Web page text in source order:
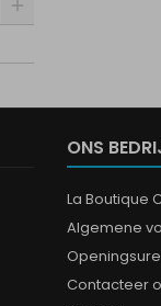
ONS
La Boutique
Algemene
Contacteer